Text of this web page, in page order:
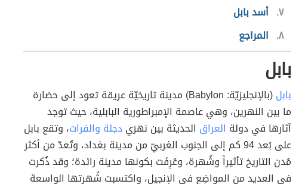
٧ أسد بابل
٨ المراجع
بابل
بابل
(بالإنجليزيّة: Babylon) مدينة تاريخيّة عريقة تعود إلى حضارة
ما بين النهرين، وهي عاصمة الإمبراطورية البابلية، حيث توجد
آثارها في دولة العراق الحديثة بين نهرَيدجلة والفرات، وتقع بابل
على بُعد 94 كم إلى الجنوب الغربيّ من مدينة بغداد، وتُعدّ من أكثر
مُدن التاريخ تأثيراً وشُهرة، وعُرِفَت بكونها مدينة رائدة؛ وقد ذُكرت
في العديد من المواضِع في الإنجيل، واكتسبت شُهرتها الواسعة